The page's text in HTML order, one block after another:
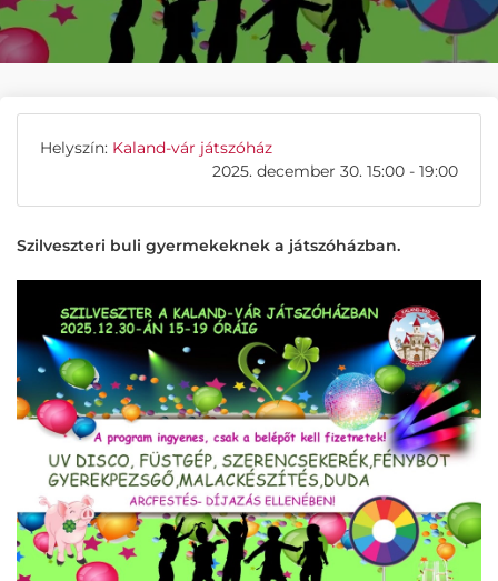
Helyszín: Kaland-vár játszóház
2025. december 30. 15:00 - 19:00
Szilveszteri buli gyermekeknek a játszóházban.